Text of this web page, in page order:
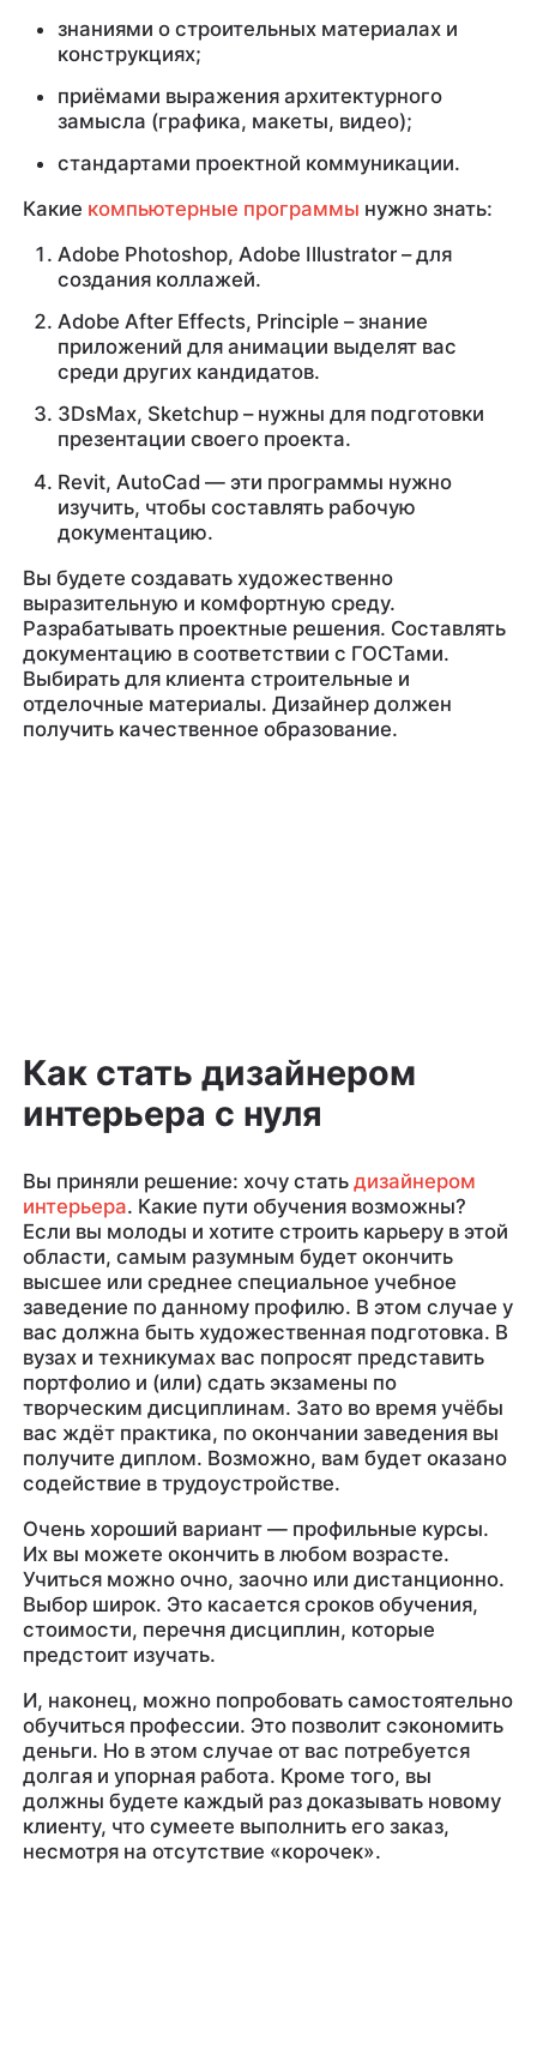
знаниями о строительных материалах и
конструкциях;
приёмами выражения архитектурного
замысла (графика, макеты, видео);
стандартами проектной коммуникации.
Какие компьютерные программы нужно знать:
Adobe Photoshop, Adobe Illustrator – для
создания коллажей.
Adobe After Effects, Principle – знание
приложений для анимации выделят вас
среди других кандидатов.
3DsMax, Sketchup – нужны для подготовки
презентации своего проекта.
Revit, AutoCad — эти программы нужно
изучить, чтобы составлять рабочую
документацию.
Вы будете создавать художественно
выразительную и комфортную среду.
Разрабатывать проектные решения. Составлять
документацию в соответствии с ГОСТами.
Выбирать для клиента строительные и
отделочные материалы. Дизайнер должен
получить качественное образование.
Как стать дизайнером
интерьера с нуля
Вы приняли решение: хочу статьдизайнером
интерьера. Какие пути обучения возможны?
Если вы молоды и хотите строить карьеру в этой
области, самым разумным будет окончить
высшее или среднее специальное учебное
заведение по данному профилю. В этом случае у
вас должна быть художественная подготовка. В
вузах и техникумах вас попросят представить
портфолио и (или) сдать экзамены по
творческим дисциплинам. Зато во время учёбы
вас ждёт практика, по окончании заведения вы
получите диплом. Возможно, вам будет оказано
содействие в трудоустройстве.
Очень хороший вариант — профильные курсы.
Их вы можете окончить в любом возрасте.
Учиться можно очно, заочно или дистанционно.
Выбор широк. Это касается сроков обучения,
стоимости, перечня дисциплин, которые
предстоит изучать.
И, наконец, можно попробовать самостоятельно
обучиться профессии. Это позволит сэкономить
деньги. Но в этом случае от вас потребуется
долгая и упорная работа. Кроме того, вы
должны будете каждый раз доказывать новому
клиенту, что сумеете выполнить его заказ,
несмотря на отсутствие «корочек».